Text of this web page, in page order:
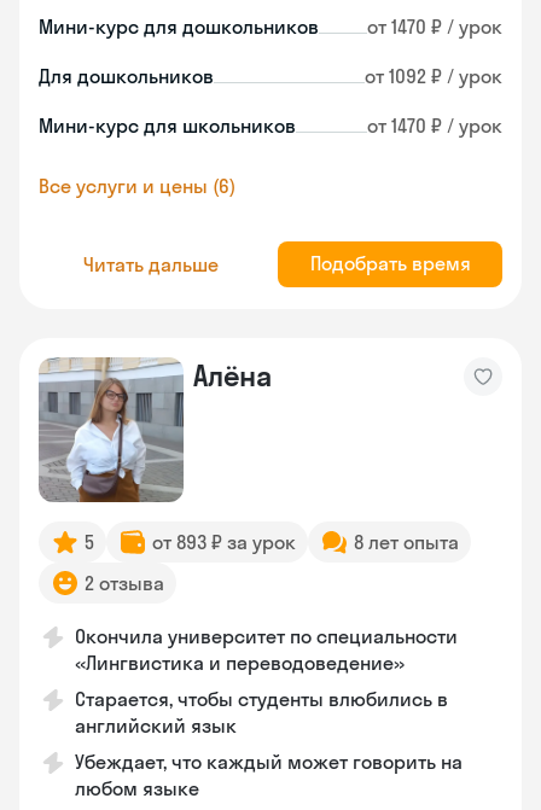
Мини-курс для дошкольников от 1470 ₽ / урок
Для дошкольников от 1092 ₽ / урок
Мини-курс для школьников от 1470 ₽ / урок
Все услуги и цены (6)
Читать дальше Подобрать время
Алёна
5 от 893 ₽ за урок
8 лет опыта
2 отзыва
Окончила университет по специальности
«Лингвистика и переводоведение»
Старается, чтобы студенты влюбились в
английский язык
Убеждает, что каждый может говорить на
любом языке